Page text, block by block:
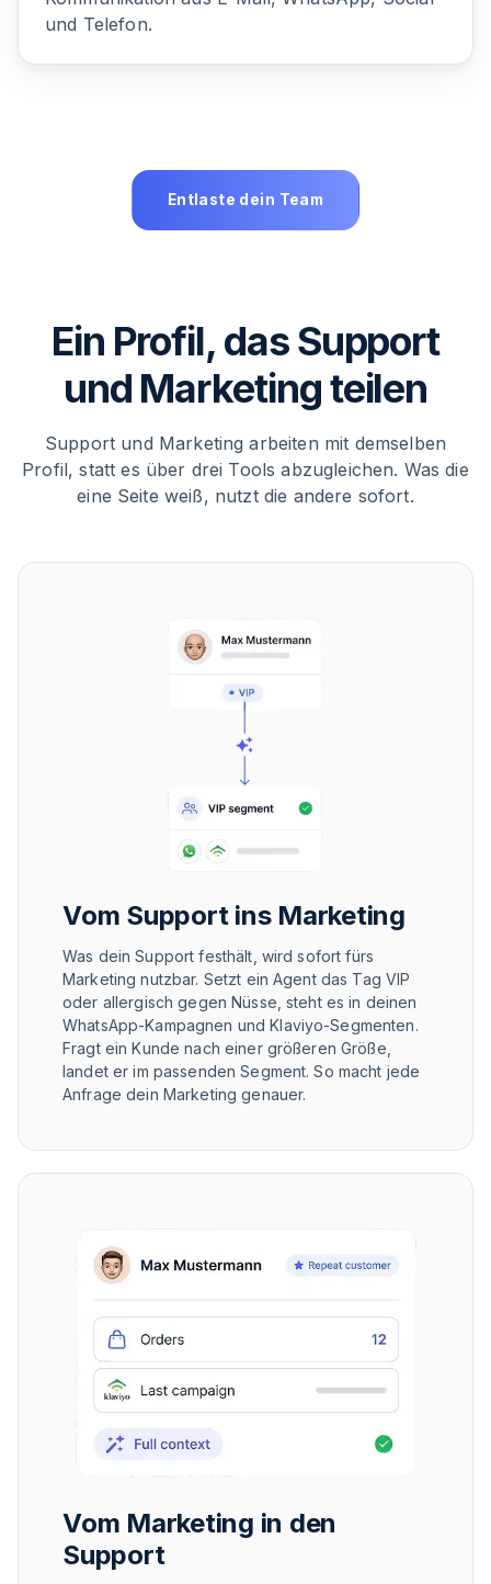
und Telefon.
Entlaste dein Team
Ein Profil, das Support
und Marketing teilen
Support und Marketing arbeiten mit demselben
Profil, statt es über drei Tools abzugleichen. Was die
eine Seite weiß, nutzt die andere sofort.
Vom Support ins Marketing
Was dein Support festhält, wird sofort fürs
Marketing nutzbar. Setzt ein Agent das Tag VIP
oder allergisch gegen Nüsse, steht es in deinen
WhatsApp-Kampagnen und Klaviyo-Segmenten.
Fragt ein Kunde nach einer größeren Größe,
landet er im passenden Segment. So macht jede
Anfrage dein Marketing genauer.
Vom Marketing in den
Support